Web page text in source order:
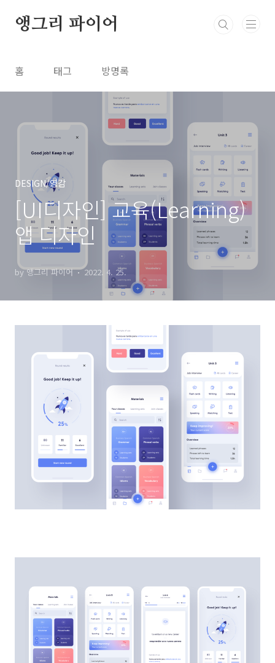
앵그리 파이어
홈 태그 방명록
DESIGN/영감
[UI디자인] 교육(Learning)
앱 디자인
by 앵그리 파이어 2022. 4. 25.